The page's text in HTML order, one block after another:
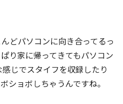
どパソコンに向き合ってるっ
り家に帰ってきてもパソコン
じでスタイフを収録したり
ショボしちゃうんですね。